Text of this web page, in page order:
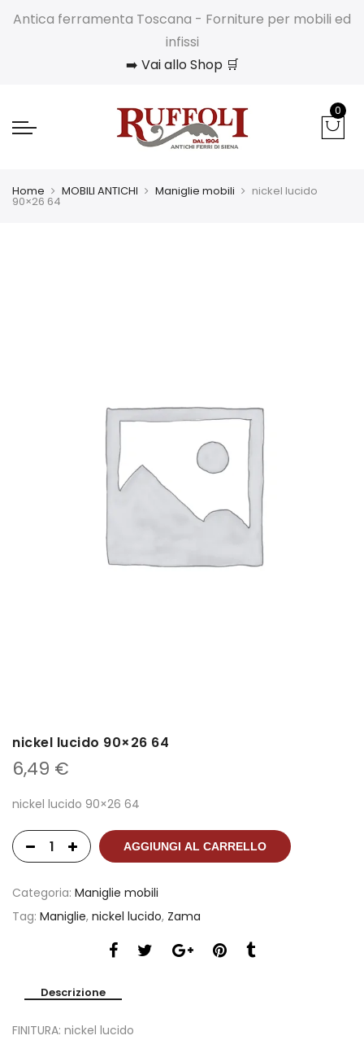
Antica ferramenta Toscana - Forniture per mobili ed
infissi
➡️ Vai allo Shop 🛒
0
Home MOBILI ANTICHI Maniglie mobili nickel lucido
90×26 64
nickel lucido 90×26 64
6,49 €
nickel lucido 90×26 64
AGGIUNGI AL CARRELLO
Categoria: Maniglie mobili
Tag: Maniglie, nickel lucido, Zama
Descrizione
FINITURA: nickel lucido